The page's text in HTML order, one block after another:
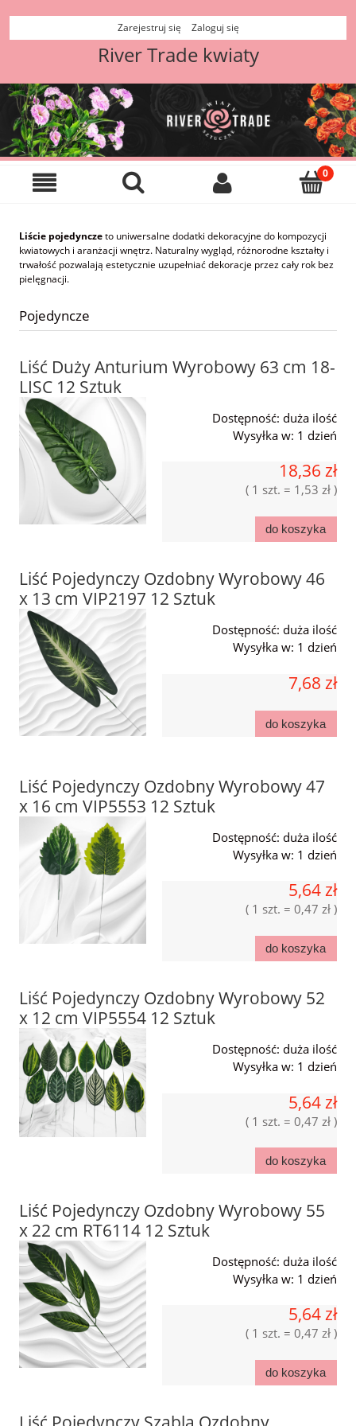
Zarejestruj się Zaloguj się
River Trade kwiaty
Liście pojedynczeto uniwersalne dodatki dekoracyjne do kompozycji
kwiatowych i aranżacji wnętrz. Naturalny wygląd, różnorodne kształty i
trwałość pozwalają estetycznie uzupełniać dekoracje przez cały rok bez
pielęgnacji.
Pojedyncze
Liść Duży Anturium Wyrobowy 63 cm 18-
LISC 12 Sztuk
Dostępność: duża ilość
Wysyłka w: 1 dzień
18,36 zł
( 1 szt. = 1,53 zł )
do koszyka
Liść Pojedynczy Ozdobny Wyrobowy 46
x 13 cm VIP2197 12 Sztuk
Dostępność: duża ilość
Wysyłka w: 1 dzień
7,68 zł
do koszyka
Liść Pojedynczy Ozdobny Wyrobowy 47
x 16 cm VIP5553 12 Sztuk
Dostępność: duża ilość
Wysyłka w: 1 dzień
5,64 zł
( 1 szt. = 0,47 zł )
do koszyka
Liść Pojedynczy Ozdobny Wyrobowy 52
x 12 cm VIP5554 12 Sztuk
Dostępność: duża ilość
Wysyłka w: 1 dzień
5,64 zł
( 1 szt. = 0,47 zł )
do koszyka
Liść Pojedynczy Ozdobny Wyrobowy 55
x 22 cm RT6114 12 Sztuk
Dostępność: duża ilość
Wysyłka w: 1 dzień
5,64 zł
( 1 szt. = 0,47 zł )
do koszyka